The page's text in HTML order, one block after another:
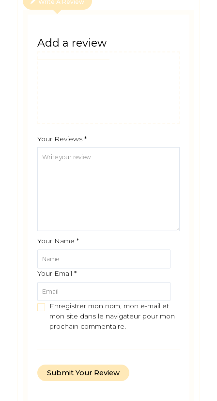
Write A Review
Add a review
Your Reviews*
Your Name*
Your Email*
Enregistrer mon nom, mon e-mail et
mon site dans le navigateur pour mon
prochain commentaire.